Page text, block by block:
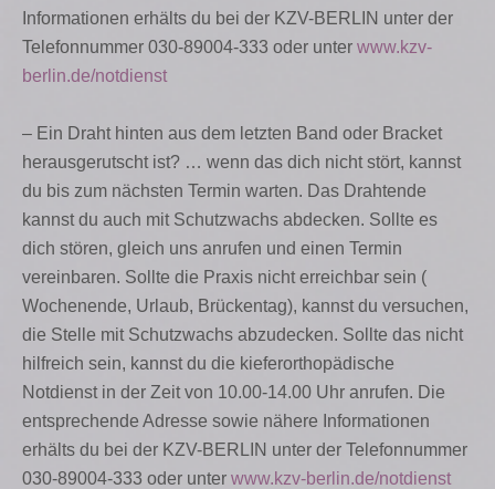
Informationen erhälts du bei der KZV-BERLIN unter der
Telefonnummer 030-89004-333 oder unter www.kzv-
berlin.de/notdienst
– Ein Draht hinten aus dem letzten Band oder Bracket
herausgerutscht ist? … wenn das dich nicht stört, kannst
du bis zum nächsten Termin warten. Das Drahtende
kannst du auch mit Schutzwachs abdecken. Sollte es
dich stören, gleich uns anrufen und einen Termin
vereinbaren. Sollte die Praxis nicht erreichbar sein (
Wochenende, Urlaub, Brückentag), kannst du versuchen,
die Stelle mit Schutzwachs abzudecken. Sollte das nicht
hilfreich sein, kannst du die kieferorthopädische
Notdienst in der Zeit von 10.00-14.00 Uhr anrufen. Die
entsprechende Adresse sowie nähere Informationen
erhälts du bei der KZV-BERLIN unter der Telefonnummer
030-89004-333 oder unter www.kzv-berlin.de/notdienst